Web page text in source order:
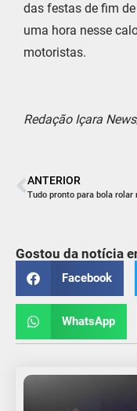
das festas de fim
uma hora nesse
motoristas.
Redação Içara
ANTERIOR
Gostou da notícia
Facebook
WhatsApp